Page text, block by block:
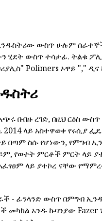
ውስጥ ሁሉም
ሂደት ውስጥ ተሳታፊ. ትልቁ
Polimers ኦዋይ ","
በብዙ ረገድ, በዚህ ርዕስ
2014 ላይ አስተዋወቀ የሩሲያ
በጣም ስሱ የሆነውን, የምግብ
የወተት ምርቶች ምርት ላይ
አፈፃፀም ላይ ያተኮረ ናቸው
- ፊንላንድ ውስጥ በምግብ
መካከል አንዱ ኩባንያው Fazer